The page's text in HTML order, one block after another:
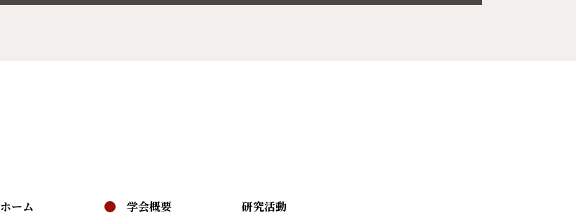
ホーム
学会概要
研究活動